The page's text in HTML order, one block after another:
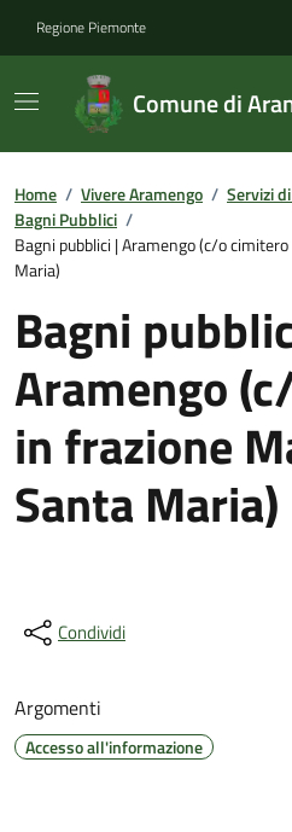
Regione Piemonte
Comune di
Home / Vivere Aramengo / Servizi
Bagni Pubblici /
Bagni pubblici | Aramengo (c/o
Maria)
Bagni
Aramengo
in frazione
Santa Maria)
Condividi
Argomenti
Accesso all'informazione